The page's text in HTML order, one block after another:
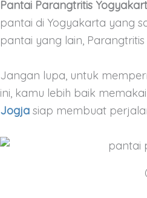
Pantai Parangtritis
pantai di Yogyakarta yang
pantai yang lain,
Jangan lupa, untuk
ini, kamu lebih baik
Jogja siap membuat